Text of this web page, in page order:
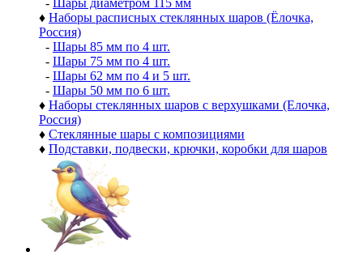
- Шары диаметром 115 мм
♦ Наборы расписных стеклянных шаров (Ёлочка,
Россия)
- Шары 85 мм по 4 шт.
- Шары 75 мм по 4 шт.
- Шары 62 мм по 4 и 5 шт.
- Шары 50 мм по 6 шт.
♦ Наборы стеклянных шаров с верхушками (Елочка,
Россия)
♦ Стеклянные шары с композициями
♦ Подставки, подвески, крючки, коробки для шаров